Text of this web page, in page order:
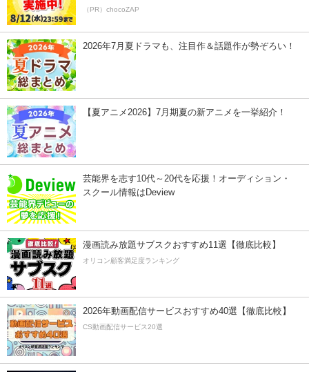
（PR）chocoZAP
2026年7月夏ドラマも、注目作＆話題作が勢ぞろい！
【夏アニメ2026】7月期夏の新アニメを一挙紹介！
芸能界を志す10代～20代を応援！オーディション・
スクール情報はDeview
漫画読み放題サブスクおすすめ11選【徹底比較】
オリコン顧客満足度ランキング
2026年動画配信サービスおすすめ40選【徹底比較】
CS動画配信サービス20選